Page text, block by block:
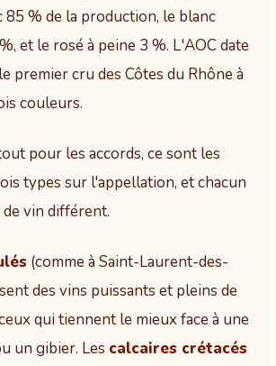
85 % de la production, le blanc
et le rosé à peine 3 %. L'AOC date
premier cru des Côtes du Rhône à
couleurs.
pour les accords, ce sont les
types sur l'appellation, et chacun
vin différent.
(comme à Saint-Laurent-des-
des vins puissants et pleins de
qui tiennent le mieux face à une
un gibier. Les calcaires crétacés